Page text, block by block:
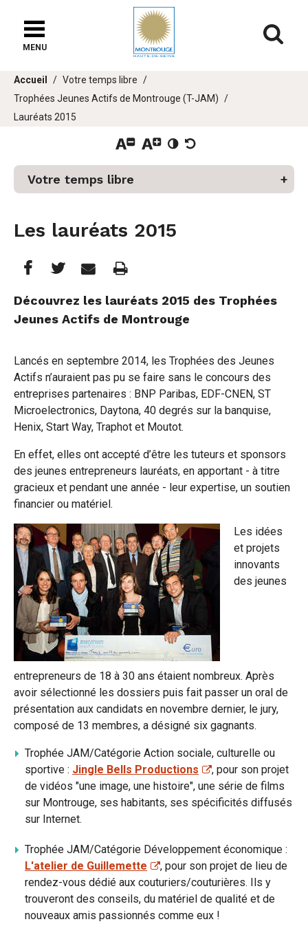
chat
MENU
Vous
êtes
Accueil
Votre temps libre
Trophées Jeunes Actifs de Montrouge (T-JAM)
Lauréats 2015
Votre temps libre
Les lauréats 2015
Partager
cette
page
Facebook
Partager
cette
page
Twitter
Partager
cette
page
e-
mail
Imprimer
Découvrez les lauréats 2015 des Trophées
Jeunes Actifs de Montrouge
Lancés en septembre 2014, les Trophées des Jeunes
Actifs n’auraient pas pu se faire sans le concours des
entreprises partenaires : BNP Paribas, EDF-CNEN, ST
Microelectronics, Daytona, 40 degrés sur la banquise,
Henix, Start Way, Traphot et Moutot.
En effet, elles ont accepté d’être les tuteurs et sponsors
des jeunes entrepreneurs lauréats, en apportant - à titre
gracieux et pendant une année - leur expertise, un soutien
financier ou matériel.
Les idées
et projets
innovants
des jeunes
entrepreneurs de 18 à 30 ans étaient nombreux. Après
avoir sélectionné les dossiers puis fait passer un oral de
présentation aux candidats en novembre dernier, le jury,
composé de 13 membres, a désigné six gagnants.
Trophée JAM/Catégorie Action sociale, culturelle ou
sportive : Jingle Bells Productions
, pour son projet
de vidéos "une image, une histoire", une série de films
sur Montrouge, ses habitants, ses spécificités diffusés
sur Internet.
Trophée JAM/Catégorie Développement économique :
L'atelier de Guillemette
, pour son projet de lieu de
rendez-vous dédié aux couturiers/couturières. Ils y
trouveront des conseils, du matériel de qualité et de
nouveaux amis passionnés comme eux !